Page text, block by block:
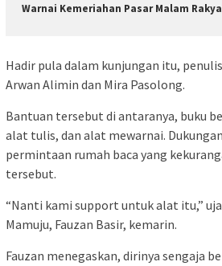
Warnai Kemeriahan Pasar Malam
Hadir pula dalam kunjungan itu,
Arwan Alimin dan Mira Pasolong.
Bantuan tersebut di antaranya, buku
alat tulis, dan alat mewarnai.
permintaan rumah baca yang
tersebut.
“Nanti kami support untuk alat itu,”
Mamuju, Fauzan Basir, kemarin.
Fauzan menegaskan, dirinya sengaja